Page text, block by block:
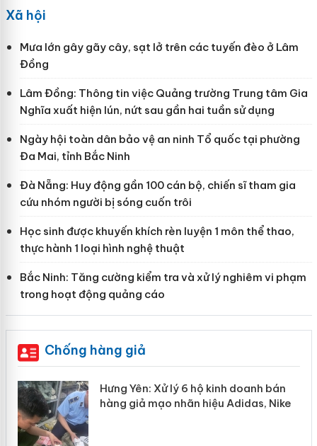
Xã hội
Mưa lớn gây gãy cây, sạt lở trên các tuyến đèo ở Lâm
Đồng
Lâm Đồng: Thông tin việc Quảng trường Trung tâm Gia
Nghĩa xuất hiện lún, nứt sau gần hai tuần sử dụng
Ngày hội toàn dân bảo vệ an ninh Tổ quốc tại phường
Đa Mai, tỉnh Bắc Ninh
Đà Nẵng: Huy động gần 100 cán bộ, chiến sĩ tham gia
cứu nhóm người bị sóng cuốn trôi
Học sinh được khuyến khích rèn luyện 1 môn thể thao,
thực hành 1 loại hình nghệ thuật
Bắc Ninh: Tăng cường kiểm tra và xử lý nghiêm vi phạm
trong hoạt động quảng cáo
Chống hàng giả
Hưng Yên: Xử lý 6 hộ kinh doanh bán
hàng giả mạo nhãn hiệu Adidas, Nike